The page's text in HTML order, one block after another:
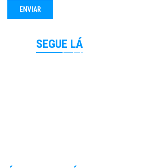
SEGUE LÁ